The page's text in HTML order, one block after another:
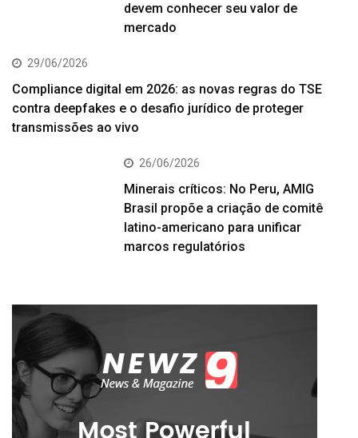
devem conhecer seu valor de
mercado
29/06/2026
Compliance digital em 2026: as novas regras do TSE
contra deepfakes e o desafio jurídico de proteger
transmissões ao vivo
26/06/2026
Minerais críticos: No Peru, AMIG
Brasil propõe a criação de comitê
latino-americano para unificar
marcos regulatórios